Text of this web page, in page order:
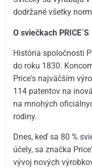
dodržané všetky
O sviečkach PRICE´S
História spoločnosti
do roku 1830.
Price's najväčším
114 patentov na
na mnohých
rodiny.
Dnes, keď sa 80 %
účely, sa značka
vývoj nových